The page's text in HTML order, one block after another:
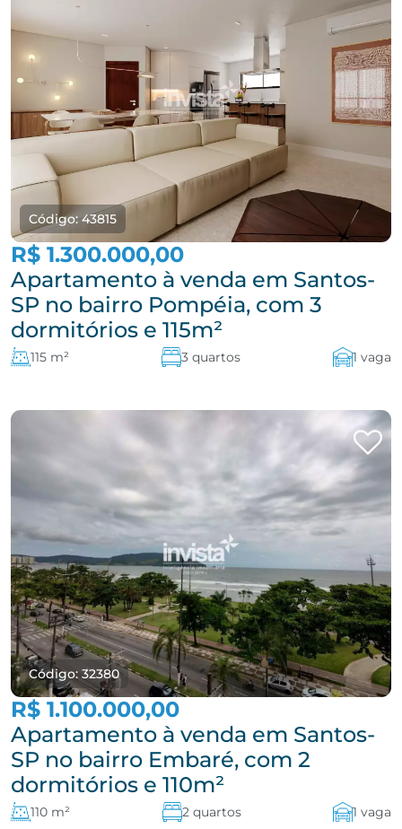
Código: 43815
R$ 1.300.000,00
Apartamento à venda em Santos-
SP no bairro Pompéia, com 3
dormitórios e 115m²
115 m² 3 quartos 1 vaga
Código: 32380
R$ 1.100.000,00
Apartamento à venda em Santos-
SP no bairro Embaré, com 2
dormitórios e 110m²
110 m² 2 quartos 1 vaga